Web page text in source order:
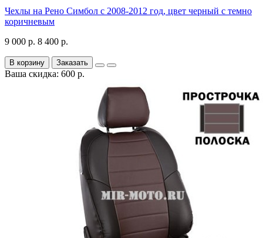
Чехлы на Рено Симбол с 2008-2012 год, цвет черный с темно
коричневым
9 000 р. 8 400 р.
В корзину Заказать
Ваша скидка: 600 р.